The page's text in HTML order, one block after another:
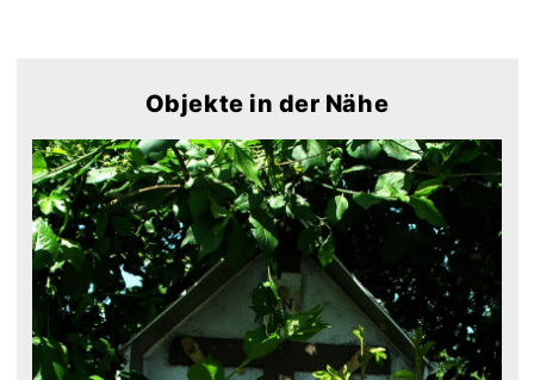
Objekte in der Nähe